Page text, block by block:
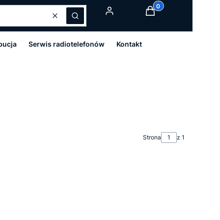
WyczyśćSzukaj
Produkty w
Serwis radiotelefonów Kontakt
Strona z 1